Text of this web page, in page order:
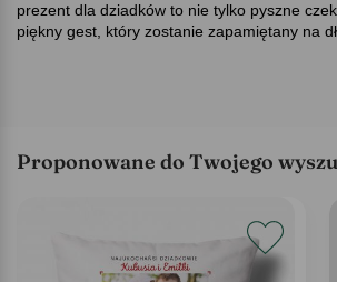
prezent dla dziadków to nie tylko pyszne
piękny gest, który zostanie zapamiętany na
Proponowane do Twojego